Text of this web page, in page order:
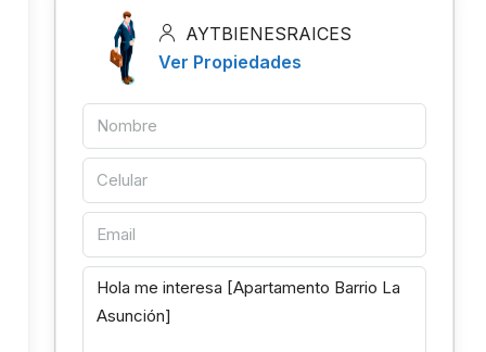
AYTBIENESRAICES
Ver Propiedades